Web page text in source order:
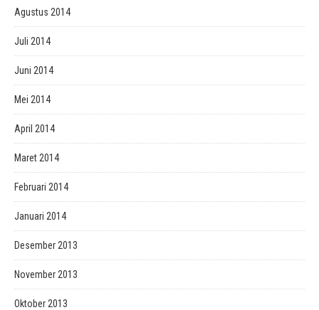
Agustus 2014
Juli 2014
Juni 2014
Mei 2014
April 2014
Maret 2014
Februari 2014
Januari 2014
Desember 2013
November 2013
Oktober 2013